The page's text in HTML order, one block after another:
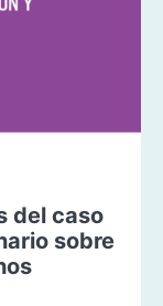
del caso
sobre